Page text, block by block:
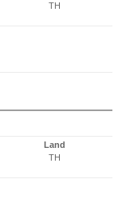
TH
Land
TH